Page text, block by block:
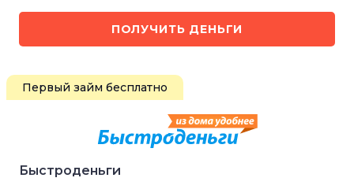
ПОЛУЧИТЬ ДЕНЬГИ
Первый займ бесплатно
Быстроденьги